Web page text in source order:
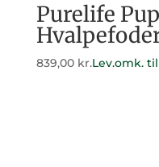
Purelife
839,00 kr.Lev.omk.